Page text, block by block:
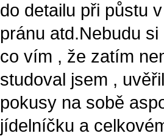
do detailu při půstu
pránu atd.Nebudu
co vím , že zatím
studoval jsem ,
pokusy na sobě
jídelníčku a